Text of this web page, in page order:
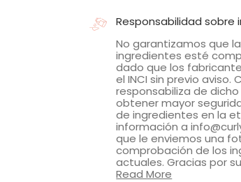
Responsabilidad sobre
No garantizamos que
ingredientes esté
dado que los
el INCI sin previo aviso.
responsabiliza de
obtener mayor
de ingredientes en la
información a
que le enviemos una
comprobación de los
actuales. Gracias por
Read More